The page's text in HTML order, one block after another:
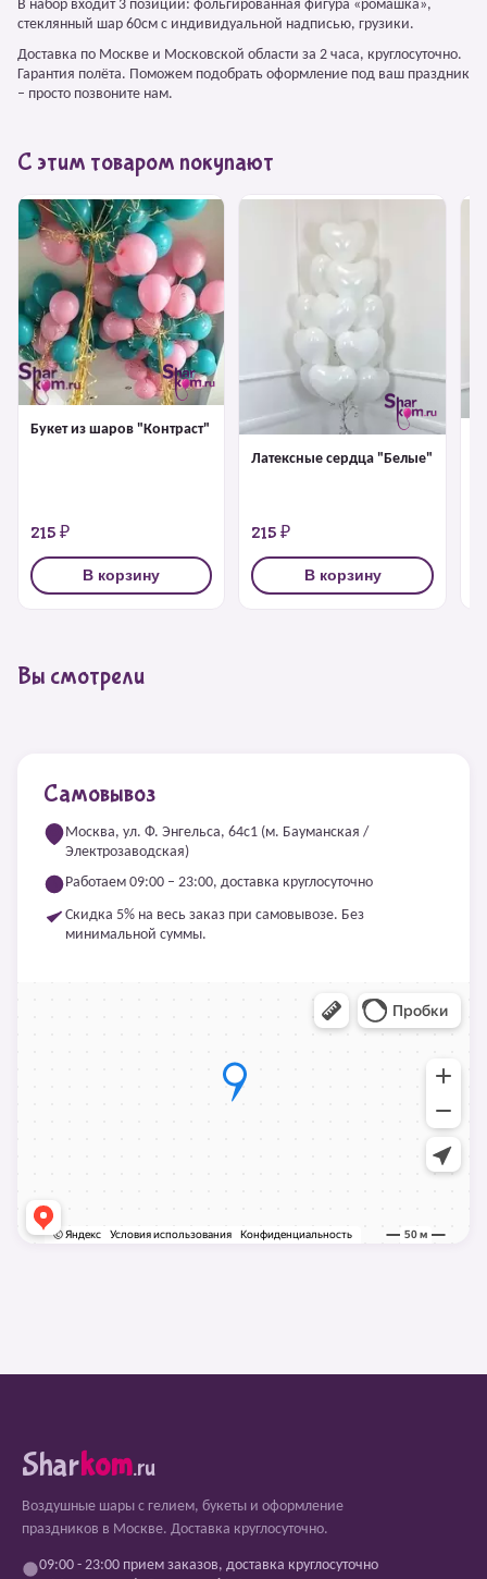
В набор входит 3 позиции: фольгированная фигура «ромашка»,
стеклянный шар 60см с индивидуальной надписью, грузики.
Доставка по Москве и Московской области за 2 часа, круглосуточно.
Гарантия полёта. Поможем подобрать оформление под ваш праздник
– просто позвоните нам.
С этим товаром покупают
Букет из шаров "Контраст"
215 ₽
В корзину
Латексные сердца "Белые"
215 ₽
В корзину
Вы смотрели
Самовывоз
Москва, ул. Ф. Энгельса, 64с1 (м. Бауманская /
Электрозаводская)
Работаем 09:00 – 23:00, доставка круглосуточно
Скидка 5% на весь заказ при самовывозе. Без
минимальной суммы.
Sharkom.ru
Воздушные шары с гелием, букеты и оформление
праздников в Москве. Доставка круглосуточно.
09:00 - 23:00 прием заказов, доставка круглосуточно